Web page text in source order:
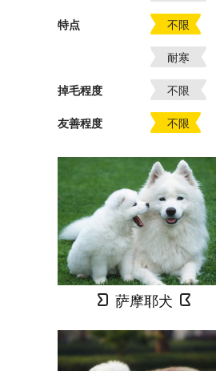
特点 不限
耐寒
掉毛程度 不限
友善程度 不限
萨摩耶犬